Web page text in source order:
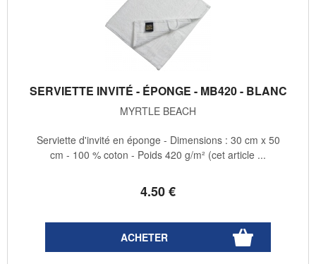
SERVIETTE INVITÉ - ÉPONGE - MB420 - BLANC
MYRTLE BEACH
4.50€
Serviette d'invité en éponge - Dimensions : 30 cm x 50
cm - 100 % coton - Poids 420 g/m² (cet article ...